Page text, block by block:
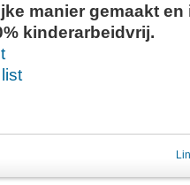
manier gemaakt en
kinderarbeidvrij.